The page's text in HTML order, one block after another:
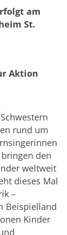
am
St.
Aktion
rund um
den
weltweit
dieses Mal
–
Beispielland
Kinder